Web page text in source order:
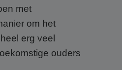
met
om het
erg veel
ouders